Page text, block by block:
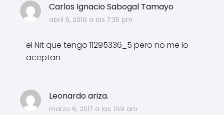
Carlos Ignacio Sabogal Tamayo
abril 5, 2016 a las 7:35 pm
el Nit que tengo 11295336_5 pero no me lo
aceptan
Leonardo ariza.
marzo 6, 2017 a las 1:59 am